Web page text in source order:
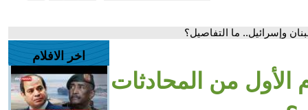
وإسرائيل.. ما التفاصيل؟
الأول من المحادثات
اخر الافلام